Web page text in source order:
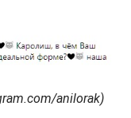
anilorak)